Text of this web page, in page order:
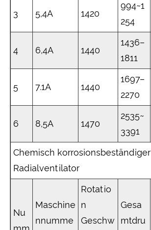
3 5,4A 1420
994~1
254
4 6,4A 1440
1436–
1811
5 7.1A 1440
1697–
2270
6 8,5A 1470
2535~
3391
Chemisch korrosionsbeständiger
Radialventilator
Nu
Maschine
nnumme
Rotatio
n
Geschw
Gesa
mtdru